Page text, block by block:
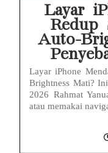
Layar
Redup
Auto-
Layar iPhone
Brightness Mati?
2026 Rahmat
atau memakai